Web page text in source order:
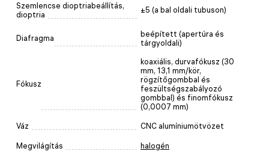
Szemlencse dioptriabeállítás,
dioptria
±5 (a bal oldali tubuson)
Diafragma
beépített (apertúra és
tárgyoldali)
Fókusz
koaxiális, durvafókusz (30
mm, 13,1 mm/kör,
rögzítőgombbal és
feszültségszabályozó
gombbal) és finomfókusz
(0,0007 mm)
Váz CNC alumíniumötvözet
Megvilágítás halogén